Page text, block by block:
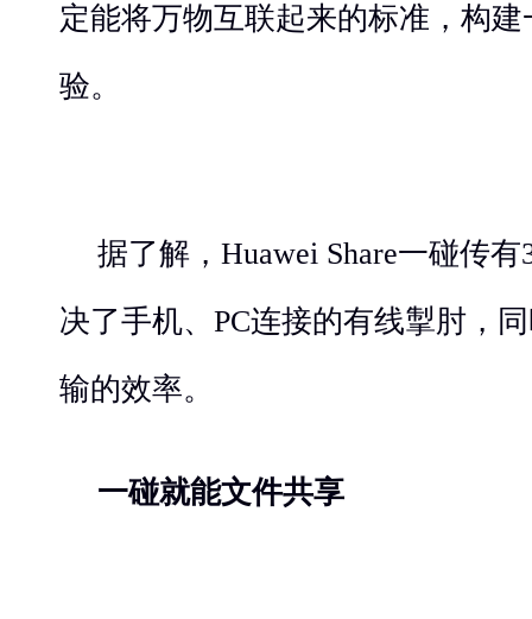
定能将万物互联起来的标准，构
验。
据了解，Huawei Share一碰传
决了手机、PC连接的有线掣肘，
输的效率。
一碰就能文件共享